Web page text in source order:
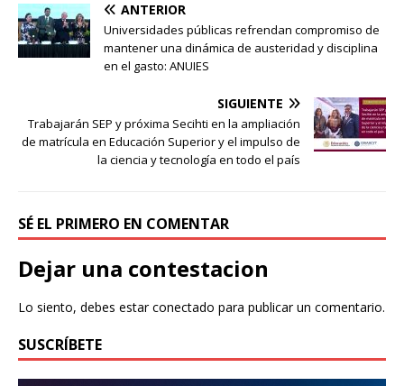
ANTERIOR
Universidades públicas refrendan compromiso de
mantener una dinámica de austeridad y disciplina
en el gasto: ANUIES
SIGUIENTE
Trabajarán SEP y próxima Secihti en la ampliación
de matrícula en Educación Superior y el impulso de
la ciencia y tecnología en todo el país
SÉ EL PRIMERO EN COMENTAR
Dejar una contestacion
Lo siento, debes estarconectado para publicar un comentario.
SUSCRÍBETE